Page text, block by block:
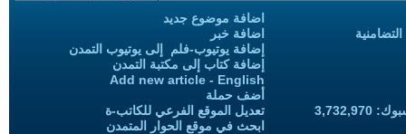
اضافة موضوع جديد
اضافة خبر
إضافة يوتيوب-فلم إلى يوتيوب التمدن
إضافة كتاب إلى مكتبة التمدن
Add new article - English
أضف حملة
تعديل الموقع الفرعي للكاتب-ة
ابحث في موقع الحوار المتمدن